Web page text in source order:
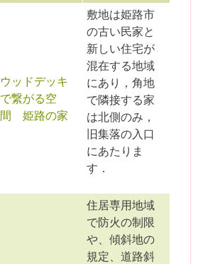
ウッドデッキ
で繋がる空
間 姫路の家
敷地は姫路市
の古い民家と
新しい住宅が
混在する地域
にあり，角地
で隣接する家
は北側のみ，
旧集落の入口
にあたりま
す．
住居専用地域
で防火の制限
や、傾斜地の
規定、道路斜